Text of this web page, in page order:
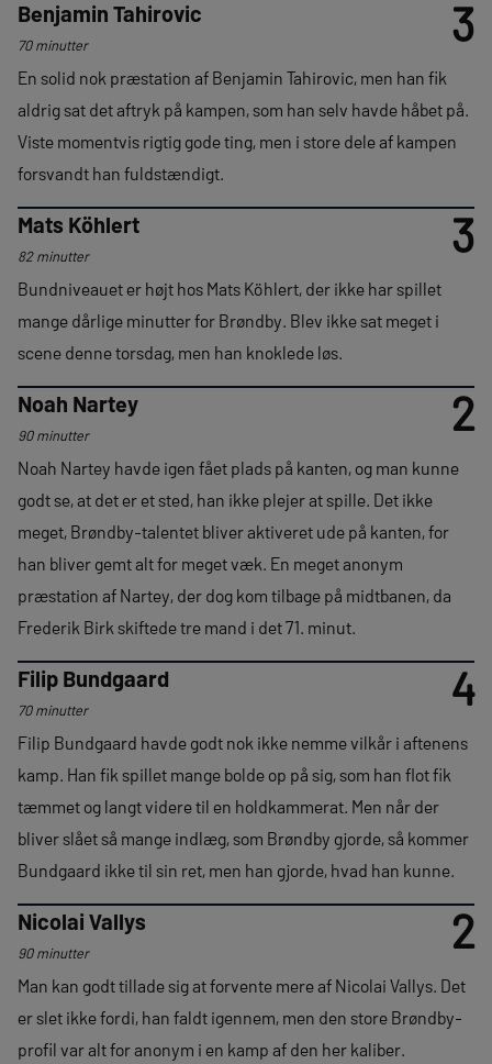
Benjamin Tahirovic
70 minutter 3
En solid nok præstation af Benjamin Tahirovic, men han fik
aldrig sat det aftryk på kampen, som han selv havde håbet på.
Viste momentvis rigtig gode ting, men i store dele af kampen
forsvandt han fuldstændigt.
Mats Köhlert
82 minutter 3
Bundniveauet er højt hos Mats Köhlert, der ikke har spillet
mange dårlige minutter for Brøndby. Blev ikke sat meget i
scene denne torsdag, men han knoklede løs.
Noah Nartey
90 minutter 2
Noah Nartey havde igen fået plads på kanten, og man kunne
godt se, at det er et sted, han ikke plejer at spille. Det ikke
meget, Brøndby-talentet bliver aktiveret ude på kanten, for
han bliver gemt alt for meget væk. En meget anonym
præstation af Nartey, der dog kom tilbage på midtbanen, da
Frederik Birk skiftede tre mand i det 71. minut.
Filip Bundgaard
70 minutter 4
Filip Bundgaard havde godt nok ikke nemme vilkår i aftenens
kamp. Han fik spillet mange bolde op på sig, som han flot fik
tæmmet og langt videre til en holdkammerat. Men når der
bliver slået så mange indlæg, som Brøndby gjorde, så kommer
Bundgaard ikke til sin ret, men han gjorde, hvad han kunne.
Nicolai Vallys
90 minutter 2
Man kan godt tillade sig at forvente mere af Nicolai Vallys. Det
er slet ikke fordi, han faldt igennem, men den store Brøndby-
profil var alt for anonym i en kamp af den her kaliber.